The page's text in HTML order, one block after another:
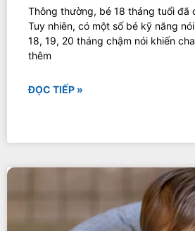
Thông thường, bé 18 tháng tuổi
Tuy nhiên, có một số bé kỹ năng
18, 19, 20 tháng chậm nói khiến
thêm
ĐỌC TIẾP »